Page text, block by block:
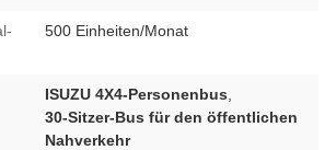
500 Einheiten/Monat
ISUZU 4X4-Personenbus
30-Sitzer-Bus für den öffentlichen
Nahverkehr